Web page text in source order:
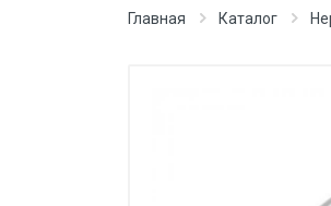
Профнастил
Главная Каталог